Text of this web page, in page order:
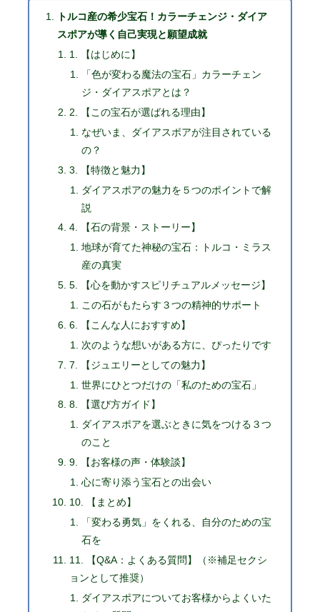
トルコ産の希少宝石！カラーチェンジ・ダイア
スポアが導く自己実現と願望成就
1. 【はじめに】
「色が変わる魔法の宝石」カラーチェン
ジ・ダイアスポアとは？
2. 【この宝石が選ばれる理由】
なぜいま、ダイアスポアが注目されている
の？
3. 【特徴と魅力】
ダイアスポアの魅力を５つのポイントで解
説
4. 【石の背景・ストーリー】
地球が育てた神秘の宝石：トルコ・ミラス
産の真実
5. 【心を動かすスピリチュアルメッセージ】
この石がもたらす３つの精神的サポート
6. 【こんな人におすすめ】
次のような想いがある方に、ぴったりです
7. 【ジュエリーとしての魅力】
世界にひとつだけの「私のための宝石」
8. 【選び方ガイド】
ダイアスポアを選ぶときに気をつける３つ
のこと
9. 【お客様の声・体験談】
心に寄り添う宝石との出会い
10. 【まとめ】
「変わる勇気」をくれる、自分のための宝
石を
11. 【Q&A：よくある質問】（※補足セクシ
ョンとして推奨）
ダイアスポアについてお客様からよくいた